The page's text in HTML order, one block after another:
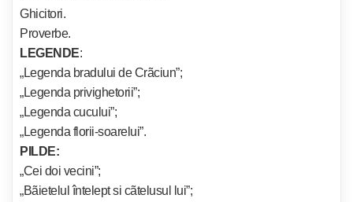
Ghicitori.
Proverbe.
LEGENDE:
„Legenda bradului de Crãciun”;
„Legenda privighetorii”;
„Legenda cucului”;
„Legenda florii-soarelui”.
PILDE:
„Cei doi vecini”;
„Bãietelul întelept si cãtelusul lui”;